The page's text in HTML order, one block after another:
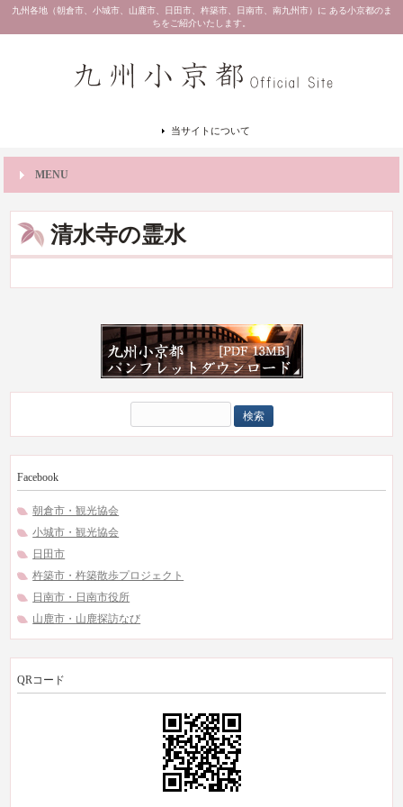
九州各地（朝倉市、小城市、山鹿市、日田市、杵築市、日南市、南九州市）に ある小京都のま
ちをご紹介いたします。
当サイトについて
MENU
清水寺の霊水
索:
Facebook
朝倉市・観光協会
小城市・観光協会
日田市
杵築市・杵築散歩プロジェクト
日南市・日南市役所
山鹿市・山鹿探訪なび
QRコード